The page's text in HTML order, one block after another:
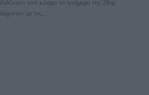
από κόσμο το τριήµερο της 28ης
με τις...